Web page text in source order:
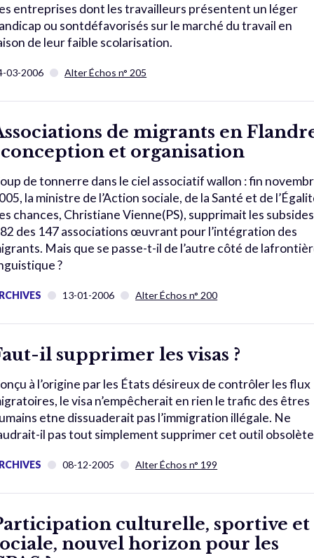
entreprises dont les travailleurs présentent un léger
ou sontdéfavorisés sur le marché du travail en
de leur faible scolarisation.
03-2006 Alter Échos n° 205
de migrants en
conception et organisation
de tonnerre dans le ciel associatif wallon : fin
la ministre de l’Action sociale, de la Santé et de
chances, Christiane Vienne(PS), supprimait les subsides
des 147 associations œuvrant pour l’intégration des
Mais que se passe-t-il de l’autre côté de
?
13-01-2006 Alter Échos n° 200
il supprimer les visas ?
à l’origine par les États désireux de contrôler les flux
le visa n’empêcherait en rien le trafic des êtres
etne dissuaderait pas l’immigration illégale. Ne
il pas tout simplement supprimer cet outil obsolète
08-12-2005 Alter Échos n° 199
culturelle, sportive et
nouvel horizon pour les